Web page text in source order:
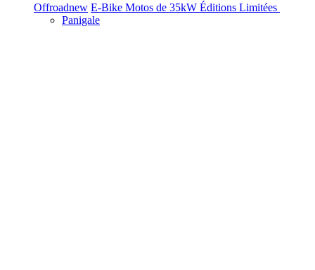
Offroadnew E-Bike Motos de 35kW Éditions Limitées
Panigale